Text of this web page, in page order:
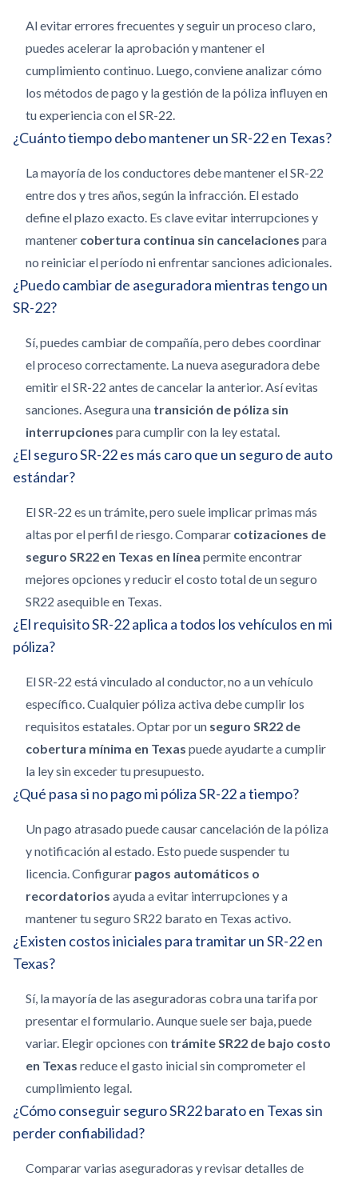
Al evitar errores frecuentes y seguir un proceso claro,
puedes acelerar la aprobación y mantener el
cumplimiento continuo. Luego, conviene analizar cómo
los métodos de pago y la gestión de la póliza influyen en
tu experiencia con el SR-22.
¿Cuánto tiempo debo mantener un SR-22 en Texas?
La mayoría de los conductores debe mantener el SR-22
entre dos y tres años, según la infracción. El estado
define el plazo exacto. Es clave evitar interrupciones y
mantener cobertura continua sin cancelaciones para
no reiniciar el período ni enfrentar sanciones adicionales.
¿Puedo cambiar de aseguradora mientras tengo un
SR-22?
Sí, puedes cambiar de compañía, pero debes coordinar
el proceso correctamente. La nueva aseguradora debe
emitir el SR-22 antes de cancelar la anterior. Así evitas
sanciones. Asegura una transición de póliza sin
interrupciones para cumplir con la ley estatal.
¿El seguro SR-22 es más caro que un seguro de auto
estándar?
El SR-22 es un trámite, pero suele implicar primas más
altas por el perfil de riesgo. Comparar cotizaciones de
seguro SR22 en Texas en línea permite encontrar
mejores opciones y reducir el costo total de un seguro
SR22 asequible en Texas.
¿El requisito SR-22 aplica a todos los vehículos en mi
póliza?
El SR-22 está vinculado al conductor, no a un vehículo
específico. Cualquier póliza activa debe cumplir los
requisitos estatales. Optar por un seguro SR22 de
cobertura mínima en Texas puede ayudarte a cumplir
la ley sin exceder tu presupuesto.
¿Qué pasa si no pago mi póliza SR-22 a tiempo?
Un pago atrasado puede causar cancelación de la póliza
y notificación al estado. Esto puede suspender tu
licencia. Configurar pagos automáticos o
recordatorios ayuda a evitar interrupciones y a
mantener tu seguro SR22 barato en Texas activo.
¿Existen costos iniciales para tramitar un SR-22 en
Texas?
Sí, la mayoría de las aseguradoras cobra una tarifa por
presentar el formulario. Aunque suele ser baja, puede
variar. Elegir opciones con trámite SR22 de bajo costo
en Texas reduce el gasto inicial sin comprometer el
cumplimiento legal.
¿Cómo conseguir seguro SR22 barato en Texas sin
perder confiabilidad?
Comparar varias aseguradoras y revisar detalles de